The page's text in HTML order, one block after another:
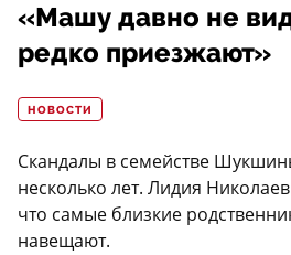
«Машу давно не
редко приезжают»
НОВОСТИ
Скандалы в семействе
несколько лет. Лидия
что самые близкие
навещают.